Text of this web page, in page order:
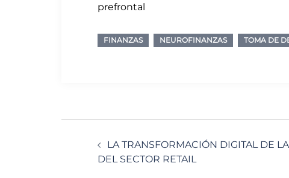
prefrontal
FINANZAS NEUROFINANZAS TOMA DE
LA TRANSFORMACIÓN DIGITAL DE
DEL SECTOR RETAIL